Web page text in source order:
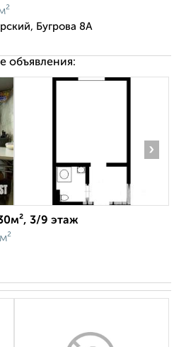
Бугрова 8А
объявления:
›
3/9 этаж